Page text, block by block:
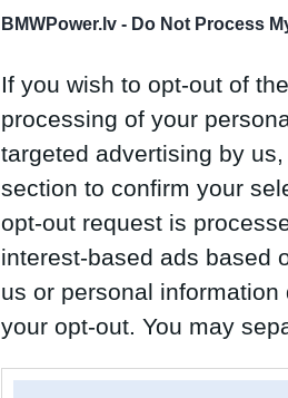
BMWPower.lv - Do Not Process
If you wish to opt-out of
processing of your
targeted advertising by
section to confirm your
opt-out request is
interest-based ads based
us or personal
your opt-out. You may